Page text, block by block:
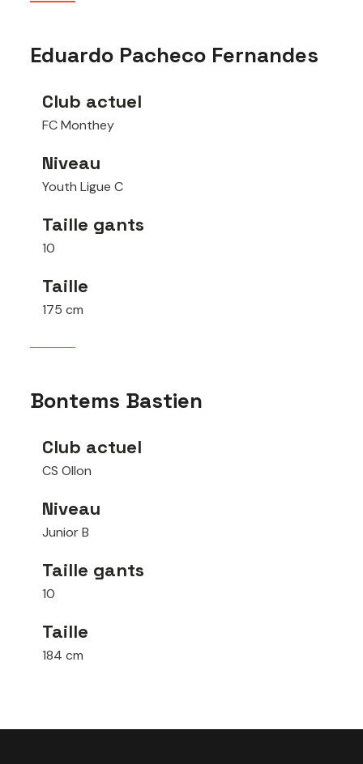
Eduardo Pacheco Fernandes
Club actuel
FC Monthey
Niveau
Youth Ligue C
Taille gants
10
Taille
175 cm
Bontems Bastien
Club actuel
CS Ollon
Niveau
Junior B
Taille gants
10
Taille
184 cm